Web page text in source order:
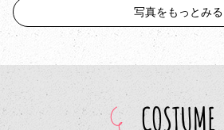
写真をもっとみる
COSTUME